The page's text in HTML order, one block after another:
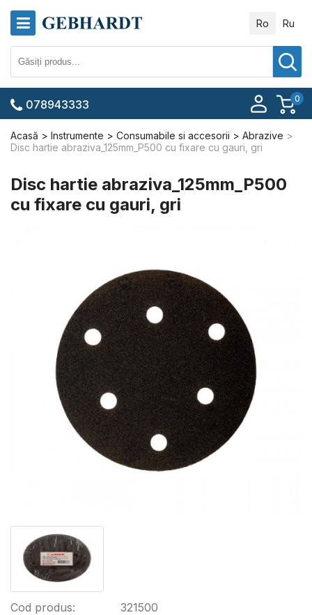
Ro Ru
0
078943333
Acasă Instrumente Consumabile si accesorii
Abrazive
Disc hartie abraziva_125mm_P500 cu fixare cu gauri, gri
Disc hartie abraziva_125mm_P500
cu fixare cu gauri, gri
Cod produs:
321500